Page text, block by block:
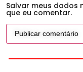
Salvar meus dados
que eu comentar.